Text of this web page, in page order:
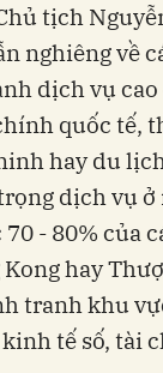
tịch
nghiêng về
dịch vụ
quốc tế,
hay du
dịch vụ
- 80% của
hay
tranh khu
tế số, tài